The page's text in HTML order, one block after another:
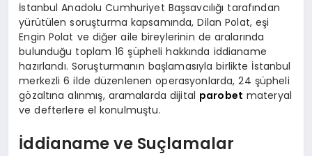
İstanbul Anadolu Cumhuriyet Başsavcılığı tarafından
yürütülen soruşturma kapsamında, Dilan Polat, eşi
Engin Polat ve diğer aile bireylerinin de aralarında
bulunduğu toplam 16 şüpheli hakkında iddianame
hazırlandı. Soruşturmanın başlamasıyla birlikte İstanbul
merkezli 6 ilde düzenlenen operasyonlarda, 24 şüpheli
gözaltına alınmış, aramalarda dijital parobet materyal
ve defterlere el konulmuştu.
İddianame ve Suçlamalar